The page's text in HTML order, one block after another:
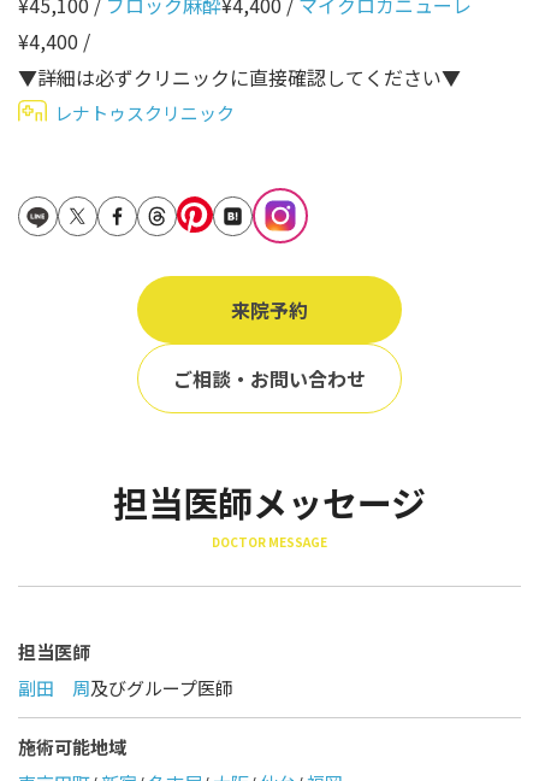
顎
首
ヒアルロン酸リフトアッ
立ち耳
鎖骨
30代
60代
80代
東京
¥4,400 /
▼詳細は必ずクリニックに直接確認してください▼
レナトゥスクリニック
来院予約
ご相談・お問い合わせ
担当医師メッセージ
DOCTOR MESSAGE
担当医師
副田 周及びグループ医師
施術可能地域